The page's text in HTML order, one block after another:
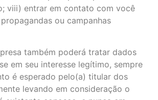
viii) entrar em contato com você
ou campanhas
também poderá tratar dados
em seu interesse legítimo, sempre
é esperado pelo(a) titular dos
levando em consideração o